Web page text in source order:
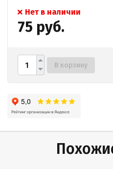
Нет в наличии
75 руб.
В корзину